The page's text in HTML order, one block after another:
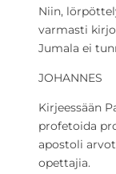
Niin,
varmasti
Jumala ei
JOHANNES
Kirjeessään
profetoida
apostoli
opettajia.